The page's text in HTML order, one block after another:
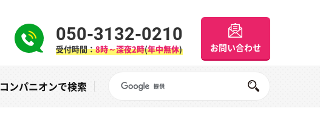
050-3132-0210
受付時間：8時～深夜2時(年中無休) お問い合わせ
コンパニオンで検索